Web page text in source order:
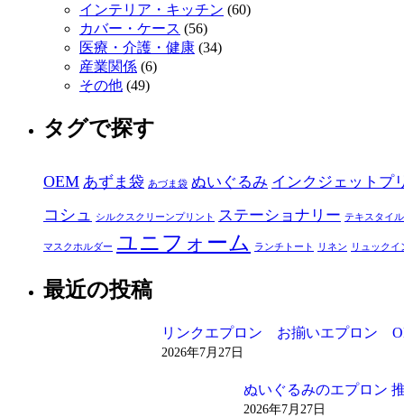
インテリア・キッチン (60)
カバー・ケース (56)
医療・介護・健康 (34)
産業関係 (6)
その他 (49)
タグで探す
OEM あずま袋 あづま袋 ぬいぐるみ インクジェットプ
コシュ シルクスクリーンプリント ステーショナリー テキスタイ
マスクホルダー ユニフォーム ランチトート リネン リュックイ
最近の投稿
リンクエプロン お揃いエプロン
2026年7月27日
ぬいぐるみのエプロン
2026年7月27日